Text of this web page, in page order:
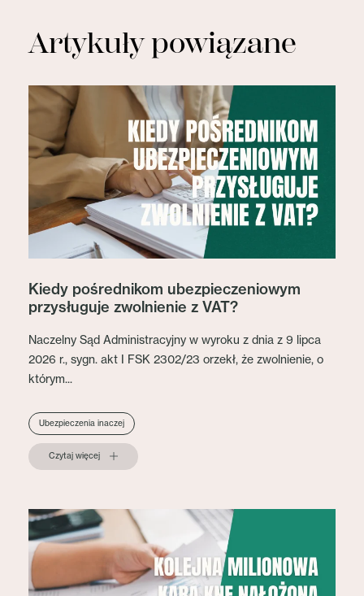
Artykuły powiązane
Kiedy pośrednikom ubezpieczeniowym
przysługuje zwolnienie z VAT?
Naczelny Sąd Administracyjny w wyroku z dnia z 9 lipca
2026 r., sygn. akt I FSK 2302/23 orzekł, że zwolnienie, o
którym...
Ubezpieczenia inaczej
Czytaj więcej